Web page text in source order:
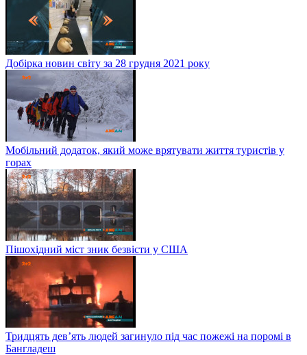
Добірка новин світу за 28 грудня 2021 року
Мобільний додаток, який може врятувати життя туристів у
горах
Пішохідний міст зник безвісти у США
Тридцять дев’ять людей загинуло під час пожежі на поромі в
Бангладеш